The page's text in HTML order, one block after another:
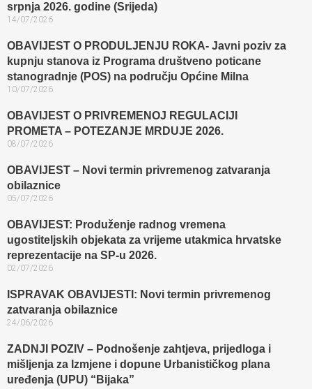
srpnja 2026. godine (Srijeda)
14/07/2026
OBAVIJEST O PRODULJENJU ROKA- Javni poziv za
kupnju stanova iz Programa društveno poticane
stanogradnje (POS) na području Općine Milna
10/07/2026
OBAVIJEST O PRIVREMENOJ REGULACIJI
PROMETA – POTEZANJE MRDUJE 2026.
08/07/2026
OBAVIJEST – Novi termin privremenog zatvaranja
obilaznice​
05/07/2026
OBAVIJEST: Produženje radnog vremena
ugostiteljskih objekata za vrijeme utakmica hrvatske
reprezentacije na SP-u 2026.
02/07/2026
ISPRAVAK OBAVIJESTI: Novi termin privremenog
zatvaranja obilaznice​
24/06/2026
ZADNJI POZIV – Podnošenje zahtjeva, prijedloga i
mišljenja za Izmjene i dopune Urbanističkog plana
uređenja (UPU) “Bijaka”